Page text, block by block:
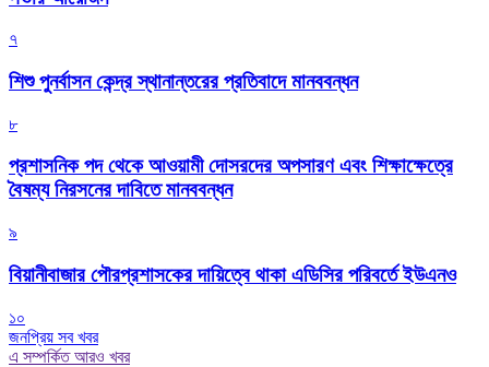
৭
শিশু পুনর্বাসন কেন্দ্র স্থানান্তরের প্রতিবাদে মানববন্ধন
৮
প্রশাসনিক পদ থেকে আওয়ামী দোসরদের অপসারণ এবং শিক্ষাক্ষেত্রে
বৈষম্য নিরসনের দাবিতে মানববন্ধন
৯
বিয়ানীবাজার পৌরপ্রশাসকের দায়িত্বে থাকা এডিসির পরিবর্তে ইউএনও
১০
জনপ্রিয় সব খবর
এ সম্পর্কিত আরও খবর